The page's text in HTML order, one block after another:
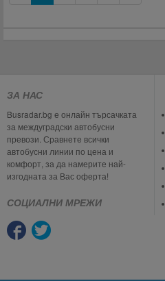
ЗА НАС
Busradar.bg е онлайн търсачката
за междуградски автобусни
превози. Сравнете всички
автобусни линии по цена и
комфорт, за да намерите най-
изгодната за Вас оферта!
СОЦИАЛНИ МРЕЖИ